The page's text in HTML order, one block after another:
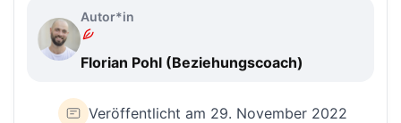
Autor*in
Florian Pohl (Beziehungscoach)
Veröffentlicht am 29. November 2022